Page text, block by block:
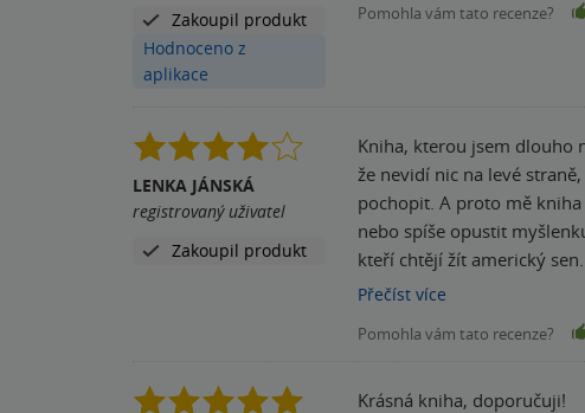
Zakoupil produkt
Hodnoceno z
aplikace
Pomohla vám tato recenze?
LENKA JÁNSKÁ
registrovaný uživatel
Zakoupil produkt
Kniha, kterou jsem dlouho
že nevidí nic na levé
pochopit. A proto mě
nebo spíše opustit myšlenku, že to musím pochopit. Příběh
kteří chtějí žít americký
A tak přišla autonehoda s
Konečné přehodnocení
Přečíst více
Pomohla vám tato recenze?
Krásná kniha, doporučuji!